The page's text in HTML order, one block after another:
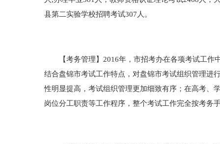
县第二实验学校招聘考试307人。
【考务管理】2016年，市招考办在各项考试工作
结合盘锦市考试工作特点，对盘锦市考试组织管理进
性明显提高，考试组织管理更加细致有序；在高考、
岗位分工职责等工作程序，整个考试工作完全按考务